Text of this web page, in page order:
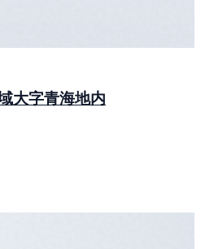
大字青海地内